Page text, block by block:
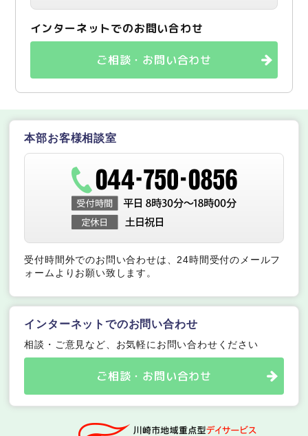
インターネットでのお問い合わせ
ご相談・お問い合わせ
本部お客様相談室
受付時間外でのお問い合わせは、24時間受付のメールフ
ォームよりお願い致します。
インターネットでのお問い合わせ
相談・ご意見など、お気軽にお問い合わせください
ご相談・お問い合わせ